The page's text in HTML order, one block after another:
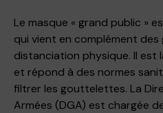
Le masque « grand public »
qui vient en complément
distanciation physique. Il est
et répond à des normes
filtrer les gouttelettes. La
Armées (DGA) est chargée